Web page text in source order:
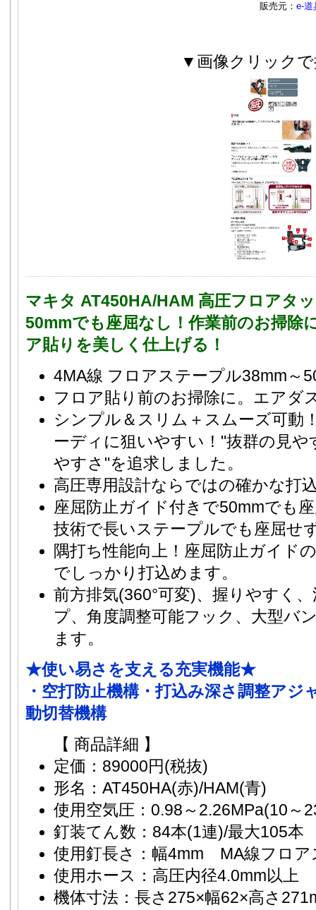
販売元： e-道
▼画像クリックで
マキタ AT450HA/HAM 高圧フロアタ
50mmでも座屈なし！作業前のお掃除
ア貼りを美しく仕上げる！
4MA線 フロアステープル38mm～
フロア貼り前のお掃除に。エアダ
シンプル＆スリム＋スムーズ可動
ーディに狙いやすい！"抜群の見
やすさ"を追求しました。
高圧専用設計ならではの確かな打
座屈防止ガイド付きで50mmでも
技術で長いステープルでも座屈せ
隅打ち性能向上！座屈防止ガイド
でしっかり打込めます。
前方排気(360°可変)、握りやすく
プ、角度調整可能フック、大型バ
ます。
★使い易さを支える充実機能★
・空打防止機構・打込み深さ調整アジ
動切替機構
【 商品詳細 】
定価：89000円(税抜)
形名：AT450HA(赤)/HAM(青)
使用空気圧：0.98～2.26MPa(10～
釘装てん数：84本(1連)/最大105本
使用釘長さ：幅4mm MA線フロア
使用ホース：高圧内径4.0mm以上
機体寸法：長さ275×幅62×高さ